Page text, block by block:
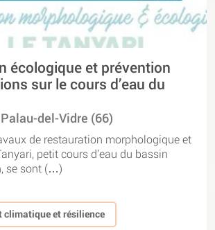
écologique et prévention
sur le cours d’eau du
del-Vidre (66)
de restauration morphologique et
petit cours d’eau du bassin
se sont (…)
climatique et résilience